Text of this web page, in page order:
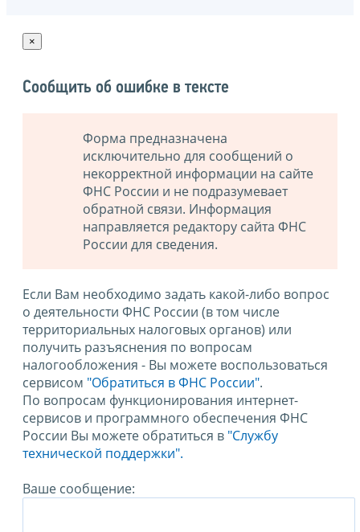
×
Сообщить об ошибке в тексте
Форма предназначена
исключительно для сообщений о
некорректной информации на сайте
ФНС России и не подразумевает
обратной связи. Информация
направляется редактору сайта ФНС
России для сведения.
Если Вам необходимо задать какой-либо вопрос
о деятельности ФНС России (в том числе
территориальных налоговых органов) или
получить разъяснения по вопросам
налогообложения - Вы можете воспользоваться
сервисом "Обратиться в ФНС России".
По вопросам функционирования интернет-
сервисов и программного обеспечения ФНС
России Вы можете обратиться в "Службу
технической поддержки".
Ваше сообщение: